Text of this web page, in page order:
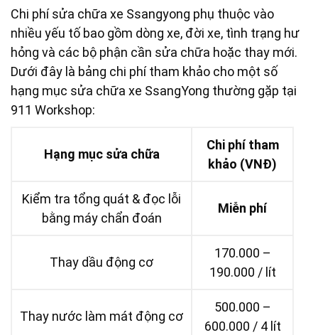
Chi phí sửa chữa xe Ssangyong phụ thuộc vào
nhiều yếu tố bao gồm dòng xe, đời xe, tình trạng hư
hỏng và các bộ phận cần sửa chữa hoặc thay mới.
Dưới đây là bảng chi phí tham khảo cho một số
hạng mục sửa chữa xe SsangYong thường gặp tại
911 Workshop:
Hạng mục sửa chữa
Chi phí tham
khảo (VNĐ)
Kiểm tra tổng quát & đọc lỗi
bằng máy chẩn đoán
Miễn phí
Thay dầu động cơ
170.000 –
190.000 / lít
Thay nước làm mát động cơ
500.000 –
600.000 / 4 lít